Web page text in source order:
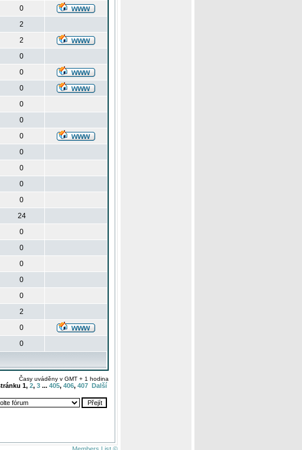
0
2
2
0
0
0
0
0
0
0
0
0
0
24
0
0
0
0
0
2
0
0
Časy uváděny v GMT + 1 hodina
1, 2, 3 ... 405, 406, 407 Další